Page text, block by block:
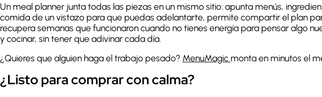
Un meal planner junta todas las piezas en un mismo sitio: apunta menús,
comida de un vistazo para que puedas adelantarte, permite compartir el plan
recupera semanas que funcionaron cuando no tienes energía para pensar algo
y cocinar, sin tener que adivinar cada día.
¿Quieres que alguien haga el trabajo pesado? MenuMagic monta en minutos el
¿Listo para comprar con calma?